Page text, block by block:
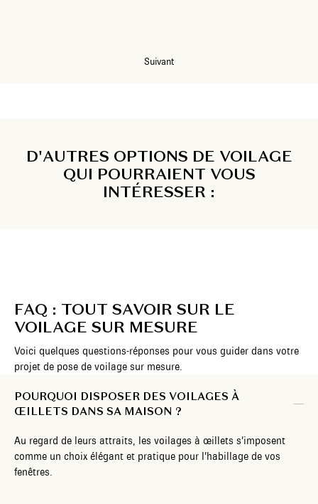
Suivant
D'AUTRES OPTIONS DE VOILAGE
QUI POURRAIENT VOUS
INTÉRESSER :
FAQ : TOUT SAVOIR SUR LE
VOILAGE SUR MESURE
Voici quelques questions-réponses pour vous guider dans votre
projet de pose de voilage sur mesure.
POURQUOI DISPOSER DES VOILAGES À
ŒILLETS DANS SA MAISON ?
Au regard de leurs attraits, les voilages à œillets s’imposent
comme un choix élégant et pratique pour l’habillage de vos
fenêtres.